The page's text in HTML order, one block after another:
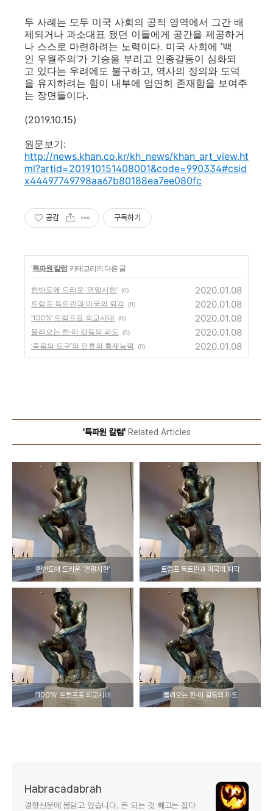
두 사례는 모두 미국 사회의 공적 영역에서 그간 배
제되거나 과소대표 됐던 이들에게 공간을 제공하거
나 스스로 마련하려는 노력이다. 미국 사회에 ‘백
인 우월주의’가 기승을 부리고 인종갈등이 심화되
고 있다는 우려에도 불구하고, 역사의 정의와 도덕
을 유지하려는 힘이 내부에 엄연히 존재함을 보여주
는 장면들이다.
(2019.10.15)
원문보기:
http://news.khan.co.kr/kh_news/khan_art_view.ht
ml?artid=201910151408001&code=990334#csid
x44497749798aa67b80188ea7ee080fc
공감 구독하기
'특파원 칼럼' 카테고리의 다른 글
한반도에 드리운 ‘연말시한’ (0) 2020.01.08
트럼프 독트린과 미국의 퇴각 (0) 2020.01.08
‘100%’ 트럼프표 외교시대 (0) 2020.01.08
몰려오는 한·미 갈등의 파도 (0) 2020.01.08
‘죽음의 도구’와 인류의 통제능력 (0) 2020.01.08
'특파원 칼럼'Related Articles
한반도에 드리운 ‘연말시한’ 트럼프 독트린과 미국의 퇴각
‘100%’ 트럼프표 외교시대 몰려오는 한·미 갈등의 파도
Habracadabrah
경향신문에 몸담고 있습니다. 돈 되는 것 빼고는 잡다